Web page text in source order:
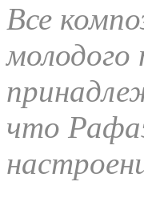
Все
молодого
что